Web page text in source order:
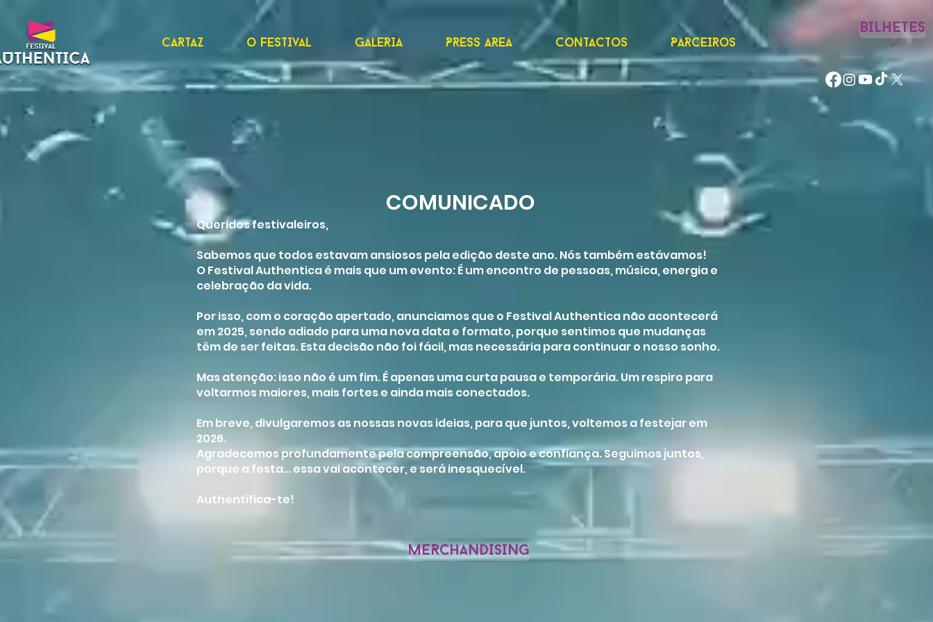
Cartaz O Festival Galeria Press Area Contactos Parceiros
BILHETES
COMUNICADO
Queridos festivaleiros,
Sabemos que todos estavam ansiosos pela edição deste ano. Nós também estávamos!
O Festival Authentica é mais que um evento: É um encontro de pessoas, música, energia e
celebração da vida.
Por isso, com o coração apertado, anunciamos que o Festival Authentica não acontecerá
em 2025, sendo adiado para uma nova data e formato, porque sentimos que mudanças
têm de ser feitas. Esta decisão não foi fácil, mas necessária para continuar o nosso sonho.
Mas atenção: isso não é um fim. É apenas uma curta pausa e temporária. Um respiro para
voltarmos maiores, mais fortes e ainda mais conectados.
Em breve, divulgaremos as nossas novas ideias, para que juntos, voltemos a festejar em
2026.
Agradecemos profundamente pela compreensão, apoio e confiança. Seguimos juntos,
porque a festa… essa vai acontecer, e será inesquecível.
Authentifica-te!
MERCHANDISING